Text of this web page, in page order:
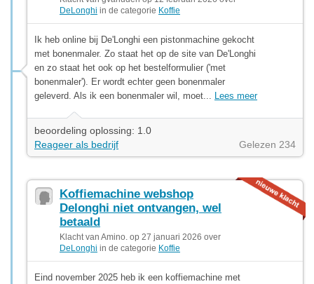
DeLonghi in de categorie Koffie
Ik heb online bij De'Longhi een pistonmachine gekocht
met bonenmaler. Zo staat het op de site van De'Longhi
en zo staat het ook op het bestelformulier ('met
bonenmaler'). Er wordt echter geen bonenmaler
geleverd. Als ik een bonenmaler wil, moet... Lees meer
beoordeling oplossing: 1.0
Reageer als bedrijf
Gelezen 234
Koffiemachine webshop
Delonghi niet ontvangen, wel
betaald
Klacht van Amino. op 27 januari 2026 over
DeLonghi in de categorie Koffie
Eind november 2025 heb ik een koffiemachine met